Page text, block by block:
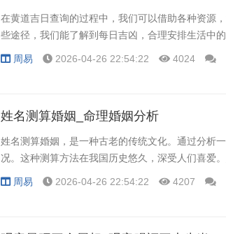
在黄道吉日查询的过程中，我们可以借助各种资源
些途径，我们能了解到每日吉凶，合理安排生活中
周易 2026-04-26 22:54:22 4024
姓名测算婚姻_命理婚姻分析
姓名测算婚姻，是一种古老的传统文化。通过分析
况。这种测算方法在我国历史悠久，深受人们喜爱
周易 2026-04-26 22:54:22 4207